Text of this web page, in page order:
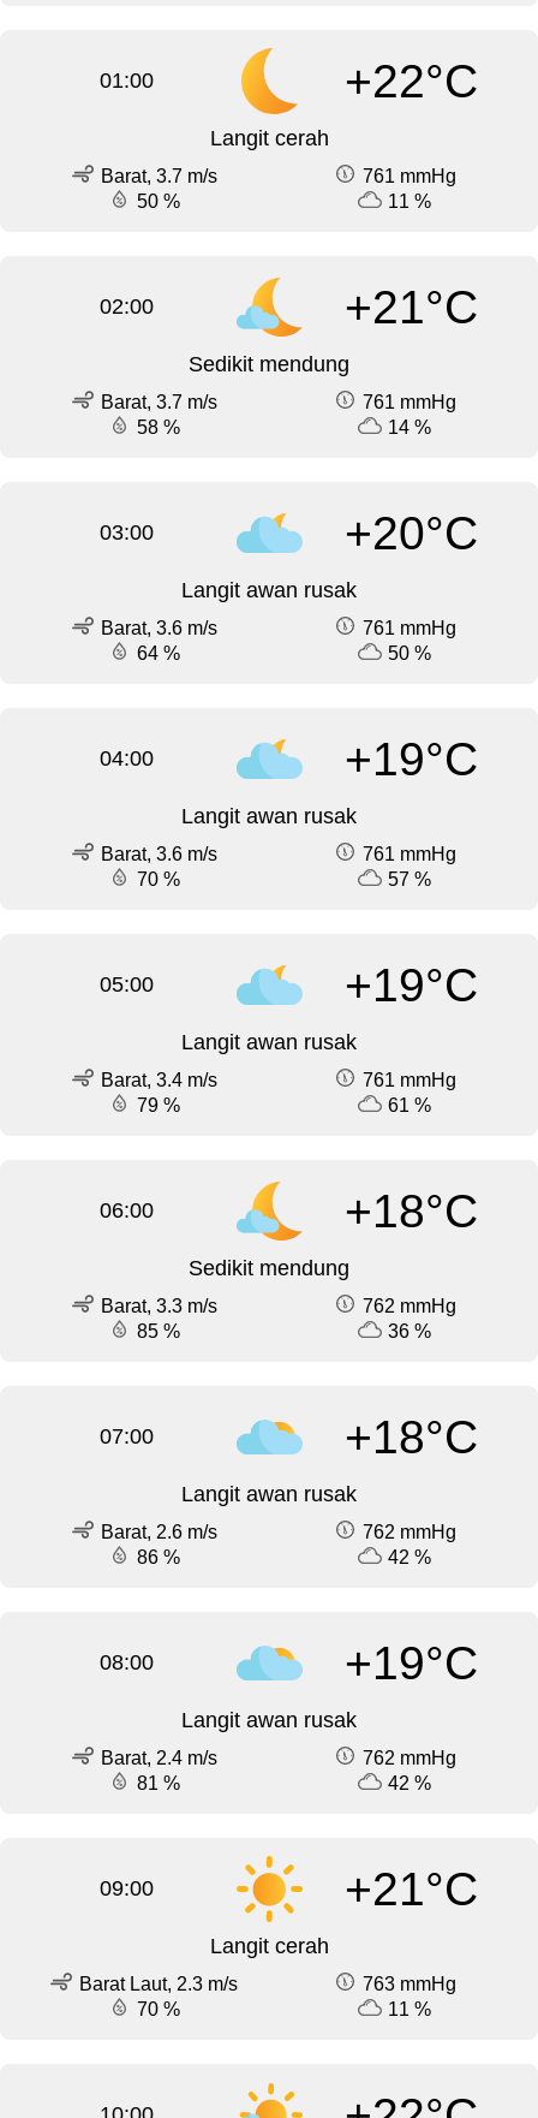
01:00 +22°C
Langit cerah
Barat, 3.7 m/s
761 mmHg
50 %
11 %
02:00 +21°C
Sedikit mendung
Barat, 3.7 m/s
761 mmHg
58 %
14 %
03:00 +20°C
Langit awan rusak
Barat, 3.6 m/s
761 mmHg
64 %
50 %
04:00 +19°C
Langit awan rusak
Barat, 3.6 m/s
761 mmHg
70 %
57 %
05:00 +19°C
Langit awan rusak
Barat, 3.4 m/s
761 mmHg
79 %
61 %
06:00 +18°C
Sedikit mendung
Barat, 3.3 m/s
762 mmHg
85 %
36 %
07:00 +18°C
Langit awan rusak
Barat, 2.6 m/s
762 mmHg
86 %
42 %
08:00 +19°C
Langit awan rusak
Barat, 2.4 m/s
762 mmHg
81 %
42 %
09:00 +21°C
Langit cerah
Barat Laut, 2.3 m/s
763 mmHg
70 %
11 %